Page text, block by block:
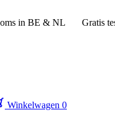
in BE & NL Gratis
Winkelwagen 0